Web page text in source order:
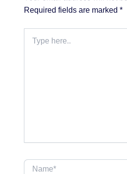
Required fields are marked *
here..
Name*